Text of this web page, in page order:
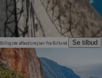
Billigste afbudsrejser fra Billund Se tilbud